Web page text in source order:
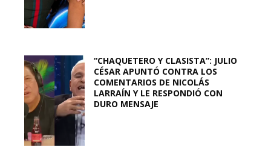
“CHAQUETERO Y CLASISTA”: JULIO
CÉSAR APUNTÓ CONTRA LOS
COMENTARIOS DE NICOLÁS
LARRAÍN Y LE RESPONDIÓ CON
DURO MENSAJE